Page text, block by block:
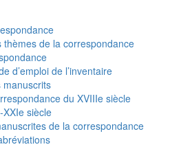
thèmes de la correspondance
d’emploi de l’inventaire
manuscrits
du XVIIIe siècle
siècle
de la correspondance